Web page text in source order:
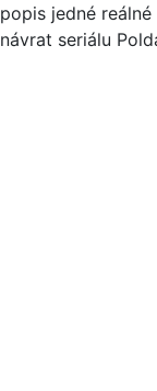
popis jedné
návrat seriálu